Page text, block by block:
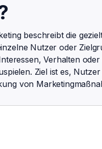
beschreibt die
Nutzer oder
Verhalten
Ziel ist es,
von